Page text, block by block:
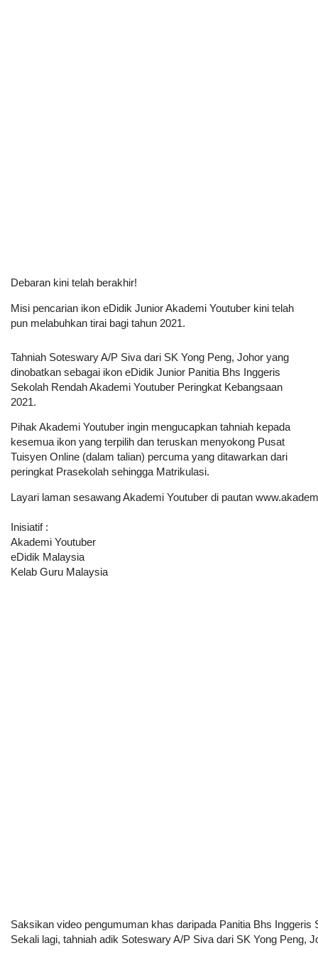
Debaran kini telah berakhir!
Misi pencarian ikon eDidik Junior Akademi Youtuber kini telah
pun melabuhkan tirai bagi tahun 2021.
Tahniah Soteswary A/P Siva dari SK Yong Peng, Johor yang
dinobatkan sebagai ikon eDidik Junior Panitia Bhs Inggeris
Sekolah Rendah Akademi Youtuber Peringkat Kebangsaan
2021.
Pihak Akademi Youtuber ingin mengucapkan tahniah kepada
kesemua ikon yang terpilih dan teruskan menyokong Pusat
Tuisyen Online (dalam talian) percuma yang ditawarkan dari
peringkat Prasekolah sehingga Matrikulasi.
Layari laman sesawang Akademi Youtuber di pautan
Inisiatif :
Akademi Youtuber
eDidik Malaysia
Kelab Guru Malaysia
Saksikan video pengumuman khas daripada Panitia Bhs Inggeris
Sekali lagi, tahniah adik Soteswary A/P Siva dari SK Yong Peng,